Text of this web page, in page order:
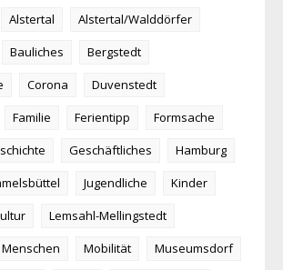
Alstertal
Alstertal/Walddörfer
Bauliches
Bergstedt
Corona
Duvenstedt
Familie Ferientipp
Formsache
Geschäftliches
Hamburg
Jugendliche
Kinder
Lemsahl-Mellingstedt
Menschen Mobilität
Museumsdorf